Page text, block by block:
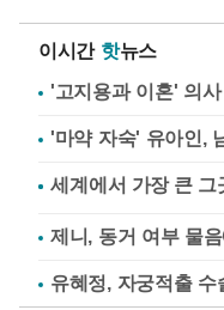
이시간 핫뉴스
'고지용과 이혼' 의
'마약 자숙' 유아인,
제니, 동거 여부 물
유혜정, 자궁적출